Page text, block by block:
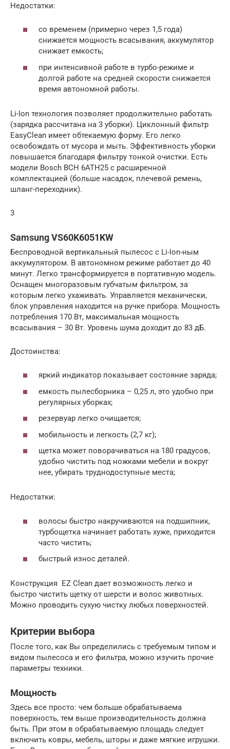
Недостатки:
со временем (примерно через 1,5 года)
снижается мощность всасывания, аккумулятор
снижает емкость;
при интенсивной работе в турбо-режиме и
долгой работе на средней скорости снижается
время автономной работы.
Li-Ion технология позволяет продолжительно работать
(зарядка рассчитана на 3 уборки). Циклонный фильтр
EasyClean имеет обтекаемую форму. Его легко
освобождать от мусора и мыть. Эффективность уборки
повышается благодаря фильтру тонкой очистки. Есть
модели Bosch BCH 6ATH25 с расширенной
комплектацией (больше насадок, плечевой ремень,
шланг-переходник).
3
Samsung VS60K6051KW
Беспроводной вертикальный пылесос с Li-Ion-ным
аккумулятором. В автономном режиме работает до 40
минут. Легко трансформируется в портативную модель.
Оснащен многоразовым губчатым фильтром, за
которым легко ухаживать. Управляется механически,
блок управления находится на ручке прибора. Мощность
потребления 170 Вт, максимальная мощность
всасывания – 30 Вт. Уровень шума доходит до 83 дБ.
Достоинства:
яркий индикатор показывает состояние заряда;
емкость пылесборника – 0,25 л, это удобно при
регулярных уборках;
резервуар легко очищается;
мобильность и легкость (2,7 кг);
щетка может поворачиваться на 180 градусов,
удобно чистить под ножками мебели и вокруг
нее, убирать труднодоступные места;
Недостатки:
волосы быстро накручиваются на подшипник,
турбощетка начинает работать хуже, приходится
часто чистить;
быстрый износ деталей.
Конструкция EZ Clean дает возможность легко и
быстро чистить щетку от шерсти и волос животных.
Можно проводить сухую чистку любых поверхностей.
Критерии выбора
После того, как Вы определились с требуемым типом и
видом пылесоса и его фильтра, можно изучить прочие
параметры техники.
Мощность
Здесь все просто: чем больше обрабатываема
поверхность, тем выше производительность должна
быть. При этом в обрабатываемую площадь следует
включить ковры, мебель, шторы и даже мягкие игрушки.